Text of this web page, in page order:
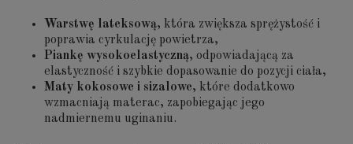
Warstwę lateksową, która zwiększa sprężystość i
poprawia cyrkulację powietrza,
Piankę wysokoelastyczną, odpowiadającą za
elastyczność i szybkie dopasowanie do pozycji ciała,
Maty kokosowe i sizalowe, które dodatkowo
wzmacniają materac, zapobiegając jego
nadmiernemu uginaniu.